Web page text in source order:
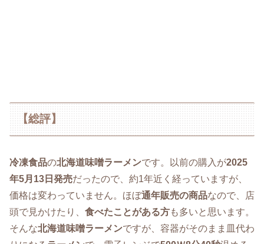
【総評】
冷凍食品の北海道味噌ラーメンです。以前の購入が2025
年5月13日発売だったので、約1年近く経っていますが、
価格は変わっていません。ほぼ通年販売の商品なので、店
頭で見かけたり、 食べたことがある方も多いと思います。
そんな北海道味噌ラーメンですが、容器がそのまま皿代わ